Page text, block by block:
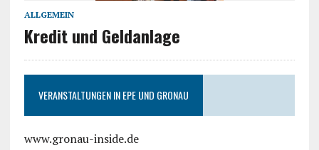
ALLGEMEIN
Kredit und Geldanlage
VERANSTALTUNGEN IN EPE UND GRONAU
www.gronau-inside.de